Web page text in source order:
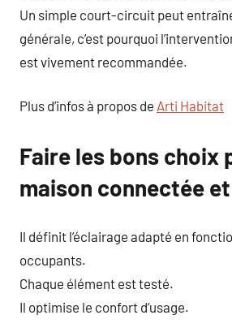
Un simple court-circuit peut
générale, c’est pourquoi
est vivement recommandée.
Plus d’infos à propos de Arti Habitat
Faire les bons choix
maison connectée
Il définit l’éclairage adapté en
occupants.
Chaque élément est testé.
Il optimise le confort d’usage.